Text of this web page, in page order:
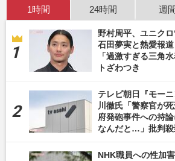
1時間 24時間 週
野村周平、ユニクロ
石田夢実と熱愛報
「過激すぎる三角
トざわつき
テレビ朝日『モー
川徹氏「警察官が
府発砲事件への持
なんだと…」批判殺
NHK職員への性加